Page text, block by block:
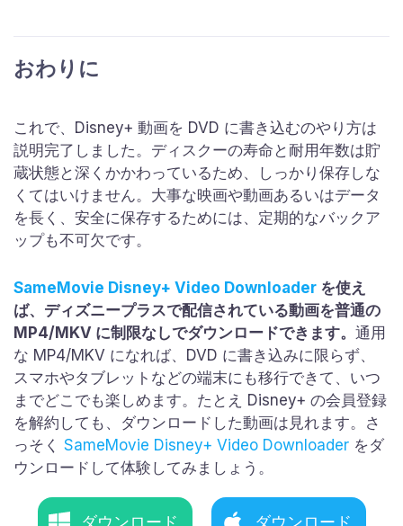
おわりに
これで、Disney+ 動画を DVD に書き込むのやり方は
説明完了しました。ディスクーの寿命と耐用年数は貯
蔵状態と深くかかわっているため、しっかり保存しな
くてはいけません。大事な映画や動画あるいはデータ
を長く、安全に保存するためには、定期的なバックア
ップも不可欠です。
SameMovie Disney+ Video Downloader を使え
ば、ディズニープラスで配信されている動画を普通の
MP4/MKV に制限なしでダウンロードできます。 通用
な MP4/MKV になれば、DVD に書き込みに限らず、
スマホやタブレットなどの端末にも移行できて、いつ
までどこでも楽しめます。たとえ Disney+ の会員登録
を解約しても、ダウンロードした動画は見れます。さ
っそく SameMovie Disney+ Video Downloader をダ
ウンロードして体験してみましょう。
ダウンロード ダウンロード